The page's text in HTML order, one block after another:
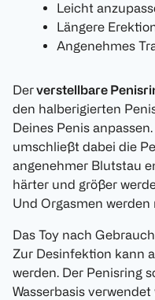
Leicht
Längere
Angenehmes
Derverstellbare
den halberigierten
Deines Penis
umschließt dabei die
angenehmer Blutstau
härter und größer
Und Orgasmen
Das Toy nach
Zur Desinfektion kann
werden. Der Penisring
Wasserbasis